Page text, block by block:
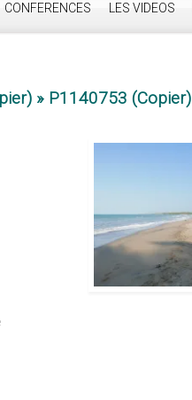
CONFERENCES LES VIDEOS
» P1140753 (Copier)